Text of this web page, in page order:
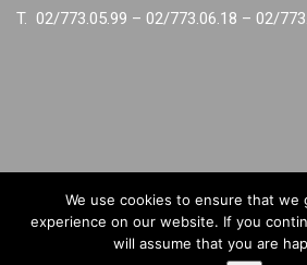
T. 02/773.05.99 – 02/773.06.18 – 02/
We use cookies to ensure that we
experience on our website. If you
will assume that you are